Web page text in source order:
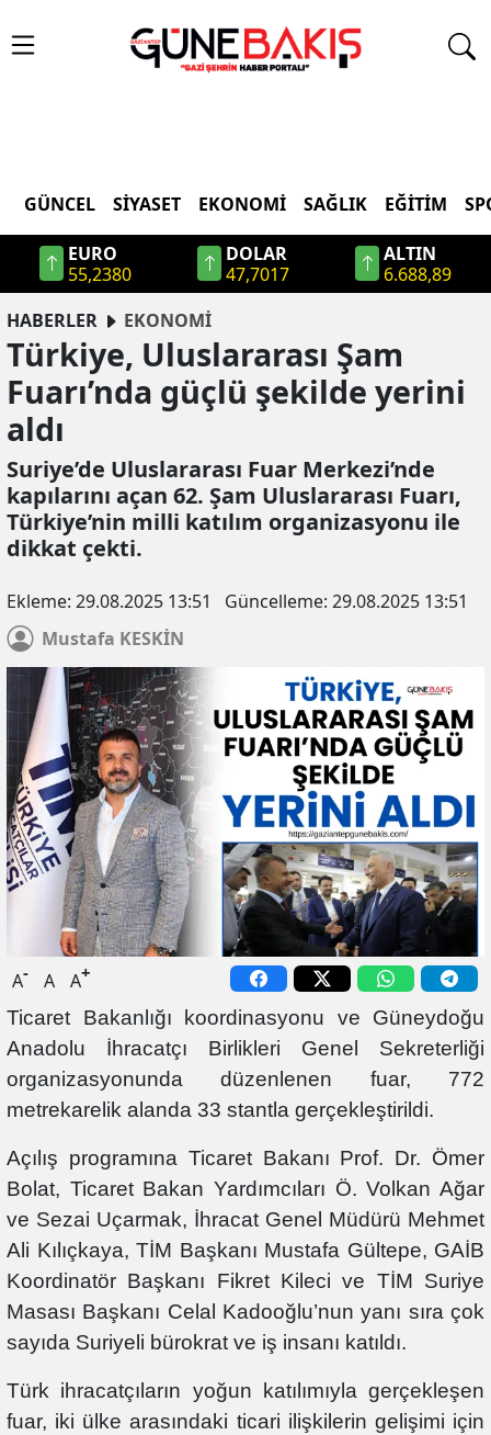
GÜNCEL SIYASET EKONOMI SAĞLIK EĞITIM
EURO
55,2380
DOLAR
47,7017
ALTIN
6.688,89
HABERLER
EKONOMİ
Türkiye, Uluslararası Şam
Fuarı’nda güçlü şekilde yerini
aldı
Suriye’de Uluslararası Fuar Merkezi’nde
kapılarını açan 62. Şam Uluslararası Fuarı,
Türkiye’nin milli katılım organizasyonu ile
dikkat çekti.
Ekleme: 29.08.2025 13:51 Güncelleme: 29.08.2025 13:51
Mustafa KESKİN
A- A A+
Ticaret Bakanlığı koordinasyonu ve Güneydoğu
Anadolu İhracatçı Birlikleri Genel Sekreterliği
organizasyonunda düzenlenen fuar, 772
metrekarelik alanda 33 stantla gerçekleştirildi.
Açılış programına Ticaret Bakanı Prof. Dr. Ömer
Bolat, Ticaret Bakan Yardımcıları Ö. Volkan Ağar
ve Sezai Uçarmak, İhracat Genel Müdürü Mehmet
Ali Kılıçkaya, TİM Başkanı Mustafa Gültepe, GAİB
Koordinatör Başkanı Fikret Kileci ve TİM Suriye
Masası Başkanı Celal Kadooğlu’nun yanı sıra çok
sayıda Suriyeli bürokrat ve iş insanı katıldı.
Türk ihracatçıların yoğun katılımıyla gerçekleşen
fuar, iki ülke arasındaki ticari ilişkilerin gelişimi için